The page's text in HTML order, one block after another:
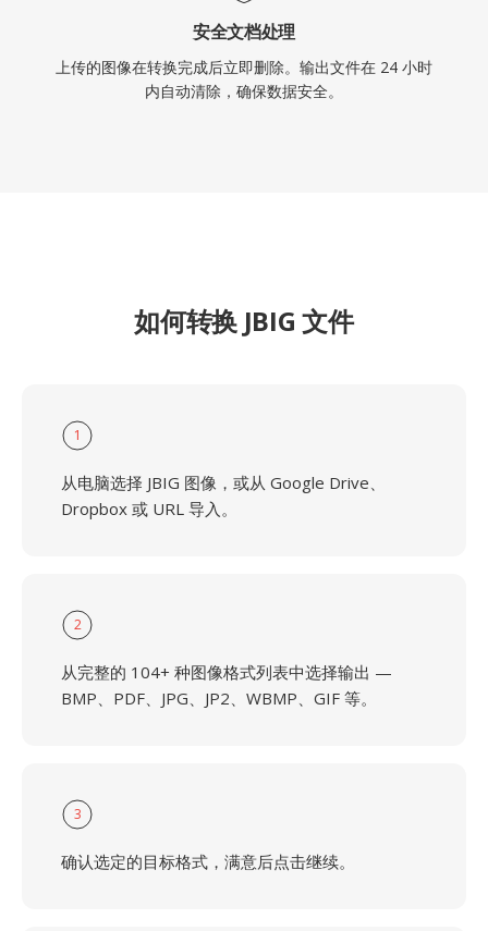
安全文档处理
上传的图像在转换完成后立即删除。输出文件在 24 小时
内自动清除，确保数据安全。
如何转换 JBIG 文件
1
从电脑选择 JBIG 图像，或从 Google Drive、
Dropbox 或 URL 导入。
2
从完整的 104+ 种图像格式列表中选择输出 —
BMP、PDF、JPG、JP2、WBMP、GIF 等。
3
确认选定的目标格式，满意后点击继续。